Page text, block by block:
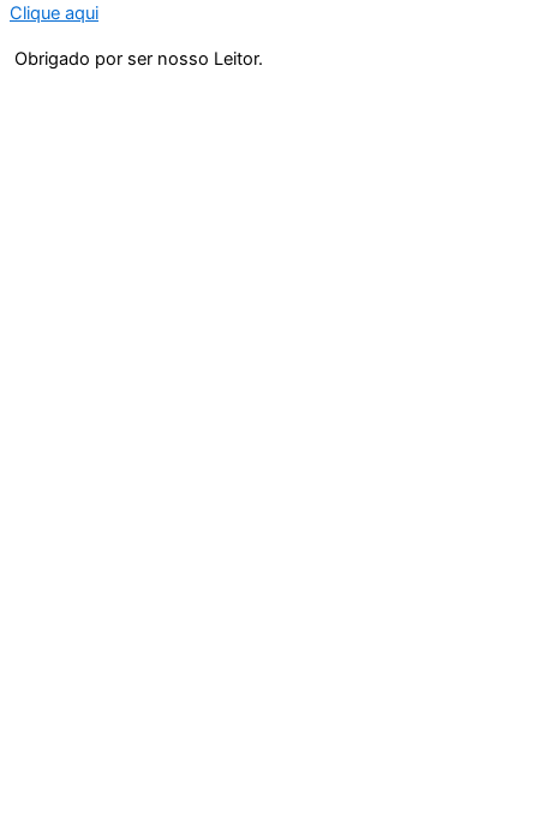
Clique aqui
Obrigado por ser nosso Leitor.